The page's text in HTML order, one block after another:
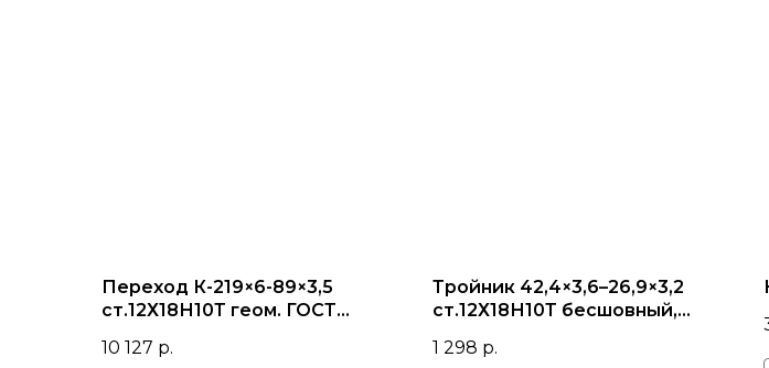
Переход К-219×6-89×3,5
ст.12Х18Н10Т геом. ГОСТ
10 127 р.
Тройник 42,4×3,6–26,9×3,2
ст.12Х18Н10Т бесшовный,
1 298 р.